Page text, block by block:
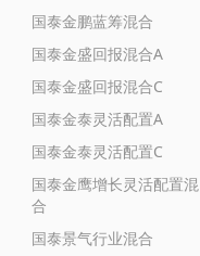
国泰金鹏蓝筹混合
国泰金盛回报混合A
国泰金盛回报混合C
国泰金泰灵活配置A
国泰金泰灵活配置C
国泰金鹰增长灵活配置混
合
国泰景气行业混合